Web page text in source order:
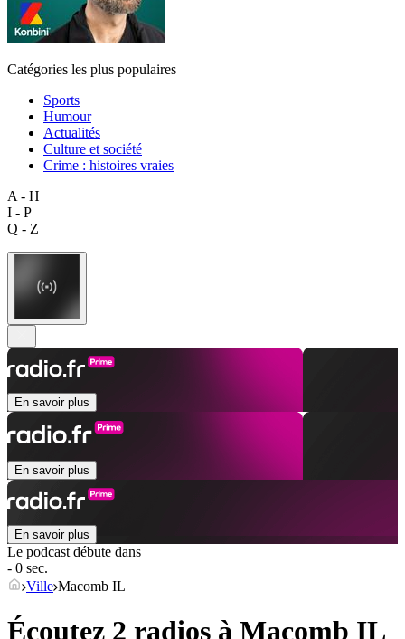
Catégories les plus populaires
Sports
Humour
Actualités
Culture et société
Crime : histoires vraies
A - H
I - P
Q - Z
En savoir plus
En savoir plus
En savoir plus
Le podcast débute dans
- 0 sec.
Ville Macomb IL
Écoutez 2 radios à Macomb IL